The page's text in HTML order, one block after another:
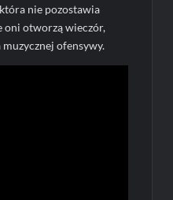
nie pozostawia
oni otworzą wieczór,
muzycznej ofensywy.